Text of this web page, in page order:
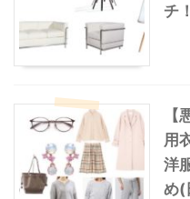
チ！
用
洋
め(